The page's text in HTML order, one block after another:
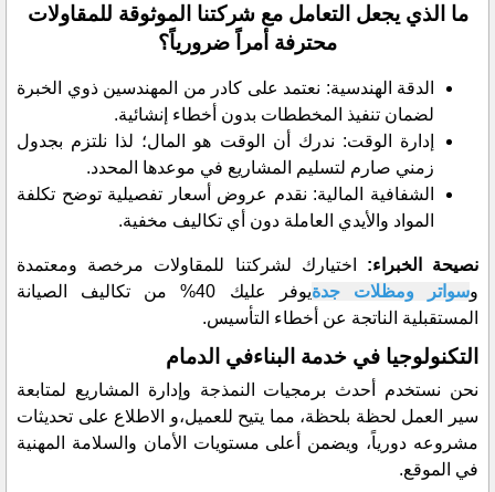
​ما الذي يجعل التعامل مع شركتنا الموثوقة للمقاولات
محترفة أمراً ضرورياً؟
​الدقة الهندسية: نعتمد على كادر من المهندسين ذوي الخبرة
لضمان تنفيذ المخططات بدون أخطاء إنشائية.
​إدارة الوقت: ندرك أن الوقت هو المال؛ لذا نلتزم بجدول
زمني صارم لتسليم المشاريع في موعدها المحدد.
​الشفافية المالية: نقدم عروض أسعار تفصيلية توضح تكلفة
المواد والأيدي العاملة دون أي تكاليف مخفية.
​نصيحة الخبراء:
اختيارك لشركتنا للمقاولات مرخصة ومعتمدة
وسواتر ومظلات جدة
يوفر عليك 40% من تكاليف الصيانة
المستقبلية الناتجة عن أخطاء التأسيس.
​التكنولوجيا في خدمة البناءفي الدمام
​نحن نستخدم أحدث برمجيات النمذجة وإدارة المشاريع لمتابعة
سير العمل لحظة بلحظة، مما يتيح للعميل،و الاطلاع على تحديثات
مشروعه دورياً، ويضمن أعلى مستويات الأمان والسلامة المهنية
في الموقع.